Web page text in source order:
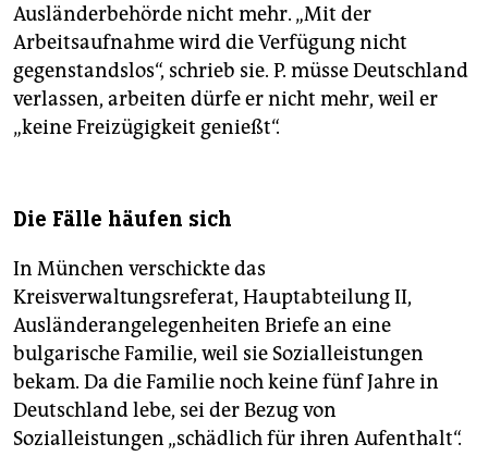
Ausländerbehörde nicht mehr. „Mit der
Arbeitsaufnahme wird die Verfügung nicht
gegenstandslos“, schrieb sie. P. müsse Deutschland
verlassen, arbeiten dürfe er nicht mehr, weil er
„keine Freizügigkeit genießt“.
Die Fälle häufen sich
In München verschickte das
Kreisverwaltungsreferat, Hauptabteilung II,
Ausländerangelegenheiten Briefe an eine
bulgarische Familie, weil sie Sozialleistungen
bekam. Da die Familie noch keine fünf Jahre in
Deutschland lebe, sei der Bezug von
Sozialleistungen „schädlich für ihren Aufenthalt“.